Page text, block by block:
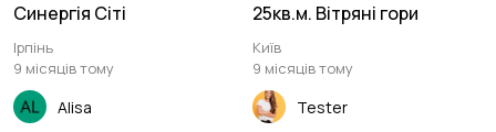
Синергія Сіті
Ірпінь
9 місяців тому
Alisa
25кв.м. Вітряні гори
Київ
9 місяців тому
Tester